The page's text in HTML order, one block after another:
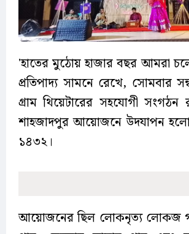
'হাতের মুঠোয় হাজার বছর আমরা
প্রতিপাদ্য সামনে রেখে, সোমবার
গ্রাম থিয়েটারের সহযোগী সংগঠন
শাহজাদপুর আয়োজনে উদযাপন হলো
১৪৩২।
আয়োজনের ছিল লোকনৃত্য লোকজ